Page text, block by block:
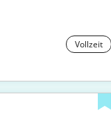
Vollzeit